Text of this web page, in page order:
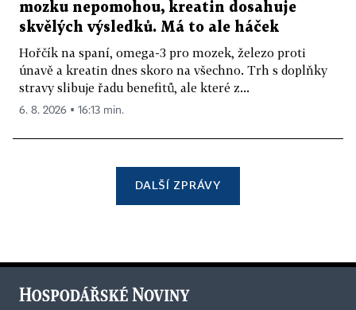
mozku nepomohou, kreatin dosahuje
skvělých výsledků. Má to ale háček
Hořčík na spaní, omega-3 pro mozek, železo proti
únavě a kreatin dnes skoro na všechno. Trh s doplňky
stravy slibuje řadu benefitů, ale které z...
6. 8. 2026 ▪ 16:13 min.
DALŠÍ ZPRÁVY